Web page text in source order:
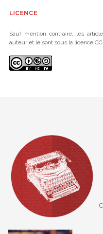
LICENCE
Sauf mention contraire, les
auteur et le sont sous la licence CC